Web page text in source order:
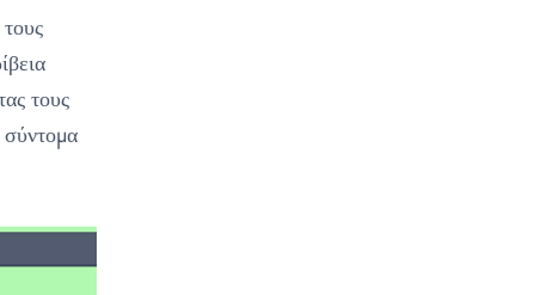
τους
σύντομα